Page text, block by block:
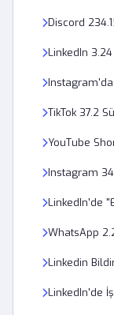
Discord
LinkedIn
Instagram'da
TikTok 37.2
YouTube
Instagram
LinkedIn'de
WhatsApp
Linkedin
LinkedIn'de